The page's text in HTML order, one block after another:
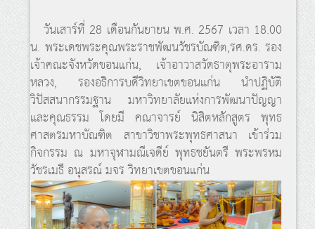
วันเสาร์ที่ 28 เดือนกันยายน พ.ศ. 2567 เวลา 18.00
น. พระเดชพระคุณพระราชพัฒนวัชรบัณฑิต,รศ.ดร. รอง
เจ้าคณะจังหวัดขอนแก่น, เจ้าอาวาสวัดธาตุพระอาราม
หลวง, รองอธิการบดีวิทยาเขตขอนแก่น นำปฏิบัติ
วิปัสสนากรรมฐาน มหาวิทยาลัยแห่งการพัฒนาปัญญา
และคุณธรรม โดยมี คณาจารย์ นิสิตหลักสูตร พุทธ
ศาสตรมหาบัณฑิต สาขาวิชาพระพุทธศาสนา เข้าร่วม
กิจกรรม ณ มหาจุฬามณีเจดีย์ พุทธชยันตรี พระพรหม
วัชรเมธี อนุสรณ์ มจร วิทยาเขตขอนแก่น